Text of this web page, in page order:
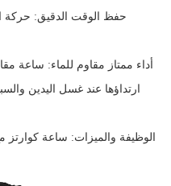
ارتداؤها عند غسل اليدين